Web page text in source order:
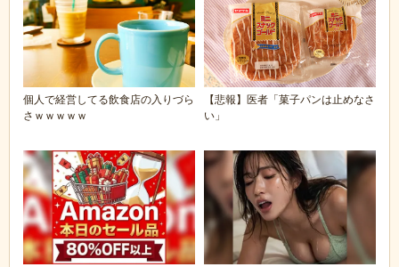
個人で経営してる飲食店の入りづら
さｗｗｗｗｗ
【悲報】医者「菓子パンは止めなさ
い」